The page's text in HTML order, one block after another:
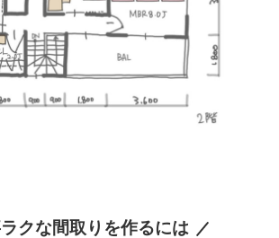
クな間取りを作るには